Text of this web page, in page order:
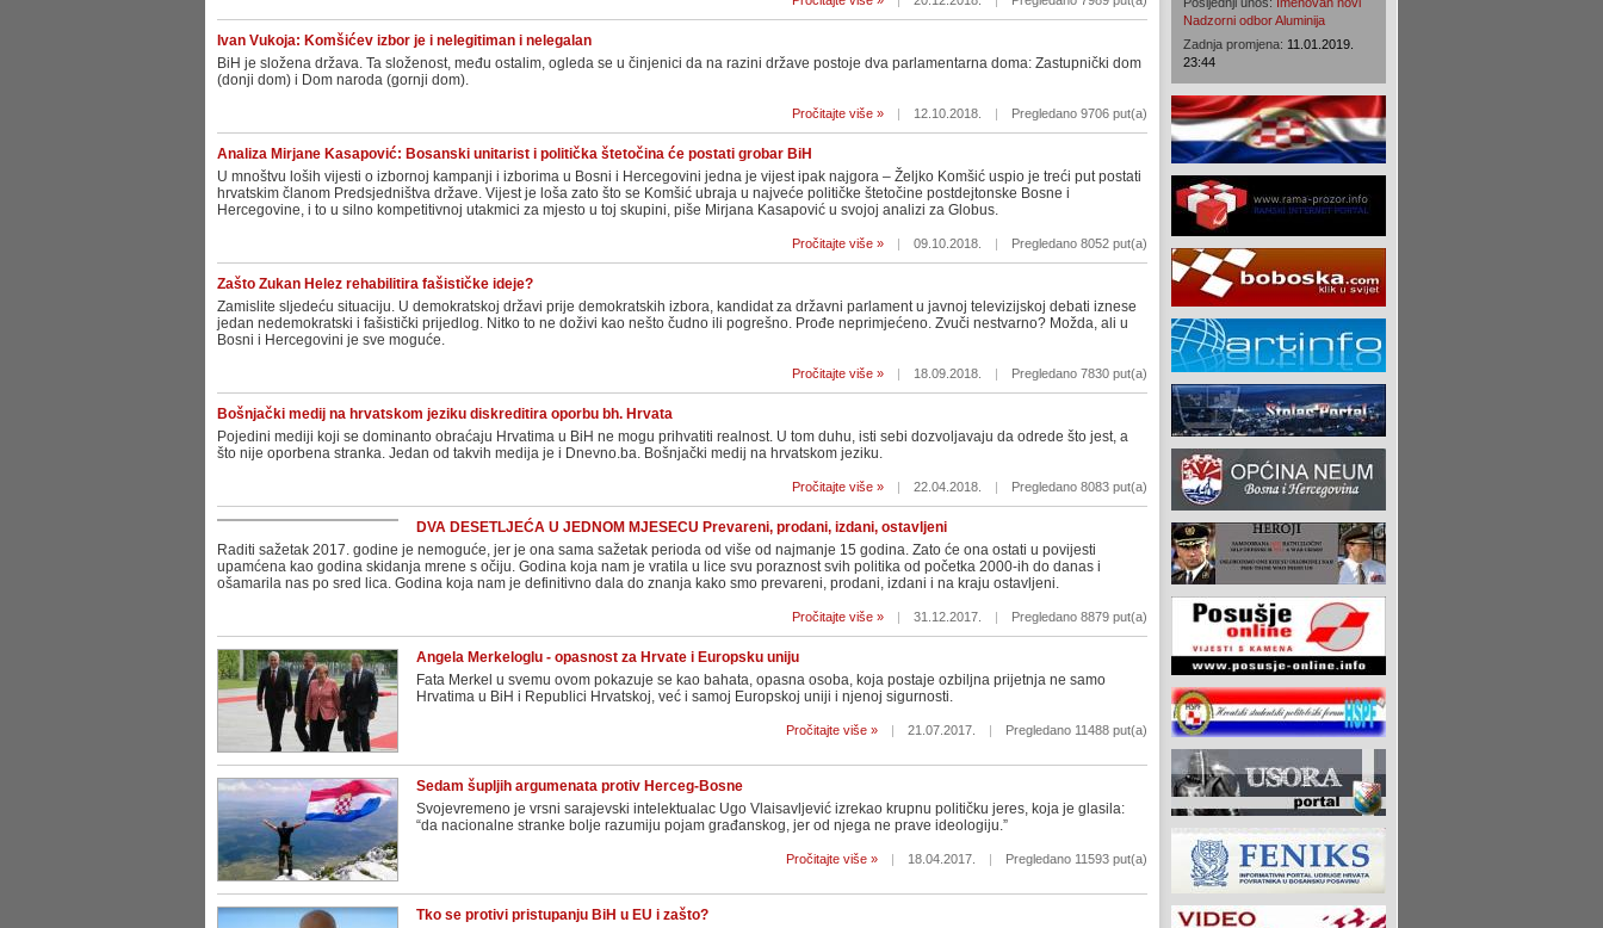
Nadzorni odbor Aluminija
Zadnja promjena: 11.01.2019.
23:44
Ivan Vukoja: Komšićev izbor je i nelegitiman i nelegalan
BiH je složena država. Ta složenost, među ostalim, ogleda se u činjenici da na razini države postoje dva parlamentarna doma: Zastupnički dom
(donji dom) i Dom naroda (gornji dom).
Pročitajte više » | 12.10.2018. | Pregledano 9706 put(a)
Analiza Mirjane Kasapović: Bosanski unitarist i politička štetočina će postati grobar BiH
U mnoštvu loših vijesti o izbornoj kampanji i izborima u Bosni i Hercegovini jedna je vijest ipak najgora – Željko Komšić uspio je treći put postati
hrvatskim članom Predsjedništva države. Vijest je loša zato što se Komšić ubraja u najveće političke štetočine postdejtonske Bosne i
Hercegovine, i to u silno kompetitivnoj utakmici za mjesto u toj skupini, piše Mirjana Kasapović u svojoj analizi za Globus.
Pročitajte više » | 09.10.2018. | Pregledano 8052 put(a)
Zašto Zukan Helez rehabilitira fašističke ideje?
Zamislite sljedeću situaciju. U demokratskoj državi prije demokratskih izbora, kandidat za državni parlament u javnoj televizijskoj debati iznese
jedan nedemokratski i fašistički prijedlog. Nitko to ne doživi kao nešto čudno ili pogrešno. Prođe neprimjećeno. Zvuči nestvarno? Možda, ali u
Bosni i Hercegovini je sve moguće.
Pročitajte više » | 18.09.2018. | Pregledano 7830 put(a)
Bošnjački medij na hrvatskom jeziku diskreditira oporbu bh. Hrvata
Pojedini mediji koji se dominanto obraćaju Hrvatima u BiH ne mogu prihvatiti realnost. U tom duhu, isti sebi dozvoljavaju da odrede što jest, a
što nije oporbena stranka. Jedan od takvih medija je i Dnevno.ba. Bošnjački medij na hrvatskom jeziku.
Pročitajte više » | 22.04.2018. | Pregledano 8083 put(a)
DVA DESETLJEĆA U JEDNOM MJESECU Prevareni, prodani, izdani, ostavljeni
Raditi sažetak 2017. godine je nemoguće, jer je ona sama sažetak perioda od više od najmanje 15 godina. Zato će ona ostati u povijesti
upamćena kao godina skidanja mrene s očiju. Godina koja nam je vratila u lice svu poraznost svih politika od početka 2000-ih do danas i
ošamarila nas po sred lica. Godina koja nam je definitivno dala do znanja kako smo prevareni, prodani, izdani i na kraju ostavljeni.
Pročitajte više » | 31.12.2017. | Pregledano 8879 put(a)
Angela Merkeloglu - opasnost za Hrvate i Europsku uniju
Fata Merkel u svemu ovom pokazuje se kao bahata, opasna osoba, koja postaje ozbiljna prijetnja ne samo
Hrvatima u BiH i Republici Hrvatskoj, već i samoj Europskoj uniji i njenoj sigurnosti.
Pročitajte više » | 21.07.2017. | Pregledano 11488 put(a)
Sedam šupljih argumenata protiv Herceg-Bosne
Svojevremeno je vrsni sarajevski intelektualac Ugo Vlaisavljević izrekao krupnu političku jeres, koja je glasila:
“da nacionalne stranke bolje razumiju pojam građanskog, jer od njega ne prave ideologiju.”
Pročitajte više » | 18.04.2017. | Pregledano 11593 put(a)
Tko se protivi pristupanju BiH u EU i zašto?